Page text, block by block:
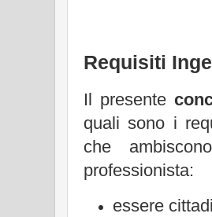
Requisiti
Il presente
quali sono i
che
professionista:
essere